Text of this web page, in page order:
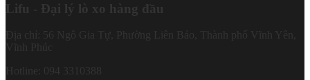
Lifu - Đại lý lò xo hàng đầu
Địa chỉ: 56 Ngô Gia Tự, Phường Liên Bảo, Thành phố Vĩnh Yên,
Hotline: 094 3310388